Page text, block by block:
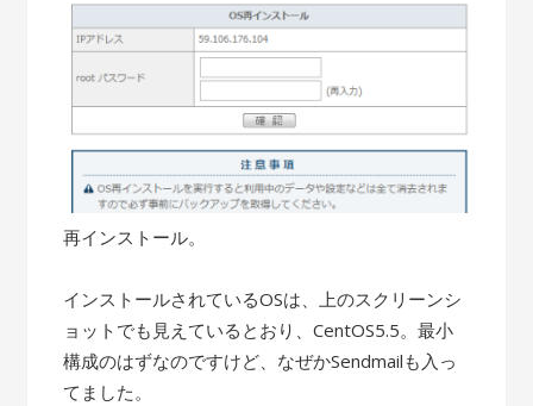
再インストール。
インストールされているOSは、上のスクリーンシ
ョットでも見えているとおり、CentOS5.5。最小
構成のはずなのですけど、なぜかSendmailも入っ
てました。